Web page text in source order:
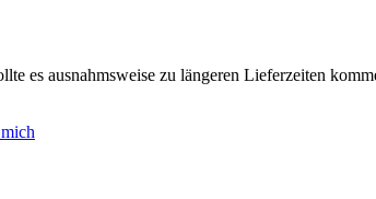
es ausnahmsweise zu längeren Lieferzeiten